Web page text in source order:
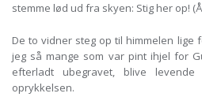
stemme lød ud fra skyen: Stig her op!
De to vidner steg op til himmelen
jeg så mange som var pint ihjel for
efterladt ubegravet, blive
oprykkelsen.